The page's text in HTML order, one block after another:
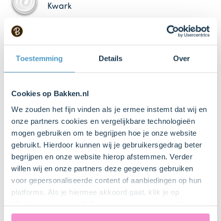
Toestemming Details Over
Cookies op Bakken.nl
We zouden het fijn vinden als je ermee instemt dat wij en
onze partners cookies en vergelijkbare technologieën
mogen gebruiken om te begrijpen hoe je onze website
gebruikt. Hierdoor kunnen wij je gebruikersgedrag beter
begrijpen en onze website hierop afstemmen. Verder
willen wij en onze partners deze gegevens gebruiken
voor gepersonaliseerde content of aanbiedingen op hun
platforms. Als je hiermee akkoord gaat, klik je op
uitdrukkelijk een eventuele gegevensoverdracht naar de
Kwark
Ei
Bakpoeder
1 tl (theelepels)
Vanille extract
0.25 tl (theelepels)
Zout
Keukenspullen